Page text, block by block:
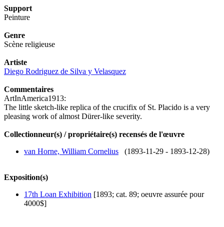
Support
Peinture
Genre
Scène religieuse
Artiste
Diego Rodriguez de Silva y Velasquez
Commentaires
ArtInAmerica1913:
The little sketch-like replica of the crucifix of St. Placido is a very
pleasing work of almost Dürer-like severity.
Collectionneur(s) / propriétaire(s) recensés de l'œuvre
van Horne, William Cornelius (1893-11-29 - 1893-12-28)
Exposition(s)
17th Loan Exhibition [1893; cat. 89; oeuvre assurée pour
4000$]